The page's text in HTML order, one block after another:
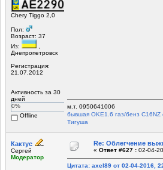
Chery Tiggo 2,0
Пол:
Возраст: 37
Из:
,
Днепропетровск
Регистрация:
21.07.2012
Активность за 30
дней
0%
Offline
м.т. 0950641006
бывшая OKЕ1.6 газ/бенз C16NZ
Tигуша
Кактус
Сергей
Модератор
Re: Облегчение
« Ответ #627 : 02-04-
Цитата: axel89 от 02-04-2016,